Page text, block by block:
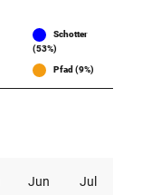
Schotter
(53%)
Pfad (9%)
Jun Jul